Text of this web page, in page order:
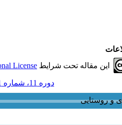
این مقاله تحت شرایط License
دوره 11، شماره 31 - ( بهار و تابستان 1392 )